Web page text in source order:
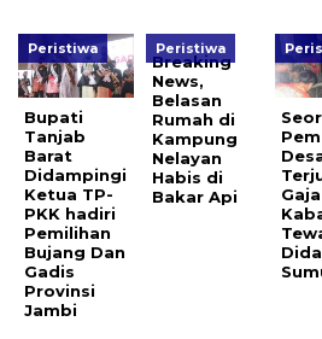
Peristiwa
Bupati
Tanjab
Barat
Didampingi
Ketua TP-
PKK hadiri
Pemilihan
Bujang Dan
Gadis
Provinsi
Jambi
Peristiwa
Breaking
News,
Belasan
Rumah di
Kampung
Nelayan
Habis di
Bakar Api